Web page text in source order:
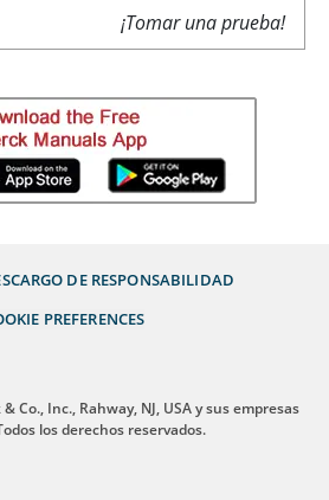
¡Tomar una prueba!
DE RESPONSABILIDAD
PREFERENCES
Co., Inc., Rahway, NJ, USA y sus empresas
los derechos reservados.